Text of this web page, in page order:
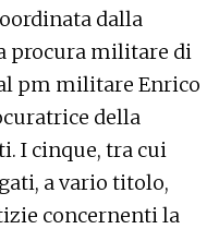
dalla
procura militare di
pm militare Enrico
della
I cinque, tra cui
a vario titolo,
concernenti la